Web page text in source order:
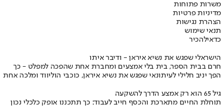
משרות פתוחות
מדיניות פרטיות
הצהרת נגישות
תנאי שימוש
כדאילהכיר
הישראלי שפגש את נשיא איראן - ודיבר איתו
חרם בבית הספר, בית בלי אמצעים ומחברת אחת שהפכה למפלט - כך
הפך יניב חלילי לעיתונאי שפגש את נשיא איראן, כוכבי הוליווד ומלכה אחת
גיל 65 הוא רק אמצע הדרך להשקעה
תוחלת החיים מתארכת והכסף חייב לעבוד: כך תתכננו אופק כלכלי נכון